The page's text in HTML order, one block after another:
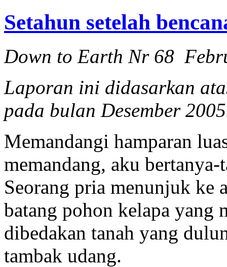
Setahun setelah
Down to Earth Nr 68
Laporan ini didasarkan
pada bulan Desember
Memandangi hamparan
memandang, aku
Seorang pria menunjuk ke
batang pohon kelapa yang
dibedakan tanah yang
tambak udang.